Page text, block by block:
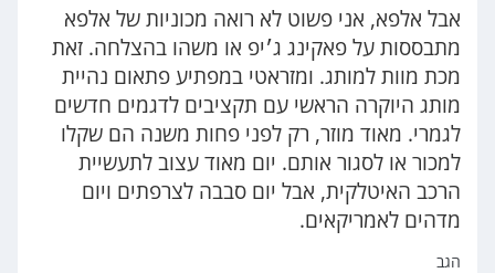
אבל אלפא, אני פשוט לא רואה מכוניות של אלפא
מתבססות על פאקינג ג׳יפ או משהו בהצלחה. זאת
מכת מוות למותג. ומזראטי במפתיע פתאום נהיית
מותג היוקרה הראשי עם תקציבים לדגמים חדשים
לגמרי. מאוד מוזר, רק לפני פחות משנה הם שקלו
למכור או לסגור אותם. יום מאוד עצוב לתעשיית
הרכב האיטלקית, אבל יום סבבה לצרפתים ויום
מדהים לאמריקאים.
הגב